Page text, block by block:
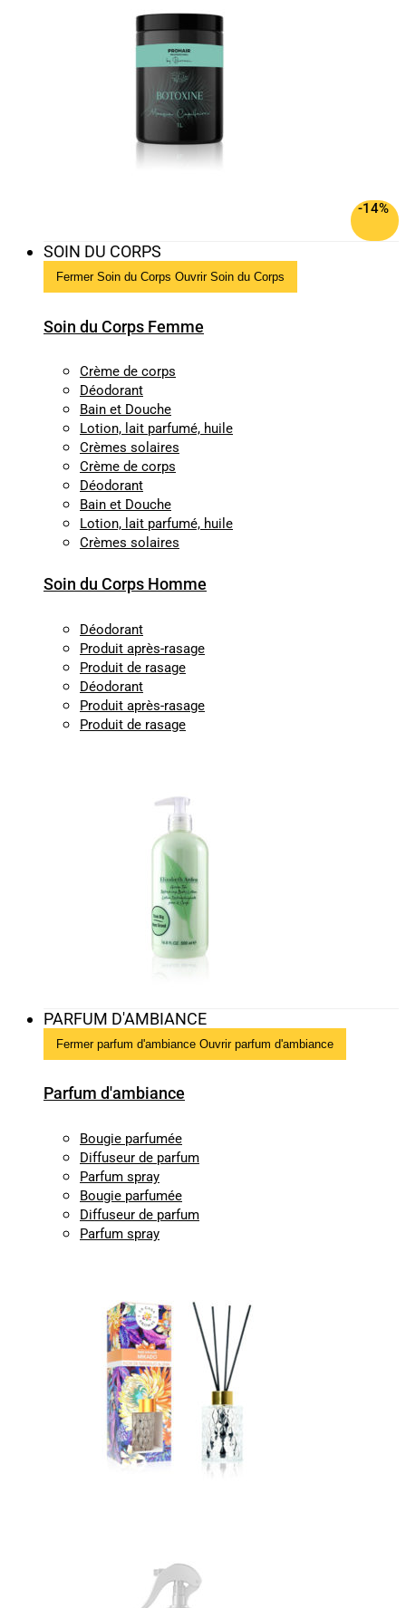
-14%
SOIN DU CORPS
Fermer Soin du Corps Ouvrir Soin du Corps
Soin du Corps Femme
Crème de corps
Déodorant
Bain et Douche
Lotion, lait parfumé, huile
Crèmes solaires
Crème de corps
Déodorant
Bain et Douche
Lotion, lait parfumé, huile
Crèmes solaires
Soin du Corps Homme
Déodorant
Produit après-rasage
Produit de rasage
Déodorant
Produit après-rasage
Produit de rasage
PARFUM D'AMBIANCE
Fermer parfum d'ambiance Ouvrir parfum d'ambiance
Parfum d'ambiance
Bougie parfumée
Diffuseur de parfum
Parfum spray
Bougie parfumée
Diffuseur de parfum
Parfum spray